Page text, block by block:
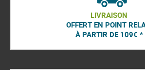
LIVRAISON
OFFERT EN POINT
À PARTIR DE 109€ *